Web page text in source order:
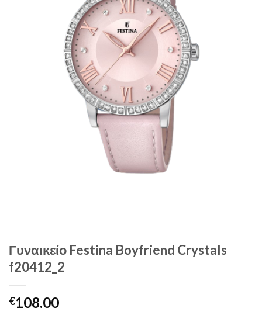
Γυναικείο Festina Boyfriend Crystals
f20412_2
€108.00